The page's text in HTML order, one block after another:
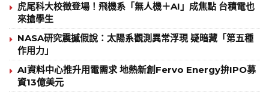
虎尾科大校徵登場！飛機系「無人機＋AI」成焦點 台積電也
來搶學生
NASA研究震撼假說：太陽系觀測異常浮現 疑暗藏「第五種
作用力」
AI資料中心推升用電需求 地熱新創Fervo Energy拚IPO募
資13億美元